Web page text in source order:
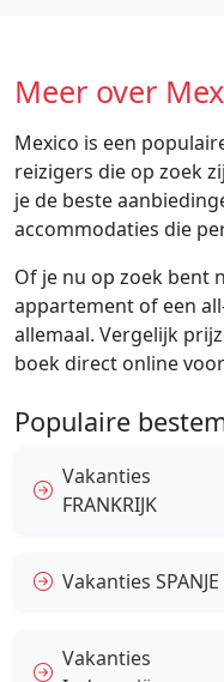
Meer over
Mexico is een
reizigers die op zoek
je de beste
accommodaties die
Of je nu op zoek bent
appartement of een
allemaal. Vergelijk
boek direct online
Populaire
Vakanties
FRANKRIJK
Vakanties SPANJE
Vakanties